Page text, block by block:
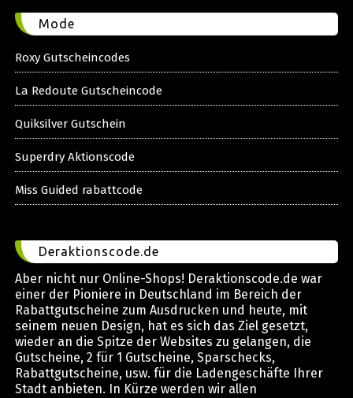
Mode
Roxy Gutscheincodes
La Redoute Gutscheincode
Quiksilver Gutschein
Superdry Aktionscode
Miss Guided rabattcode
Deraktionscode.de
Aber nicht nur Online-Shops! Deraktionscode.de war
einer der Pioniere in Deutschland im Bereich der
Rabattgutscheine zum Ausdrucken und heute, mit
seinem neuen Design, hat es sich das Ziel gesetzt,
wieder an die Spitze der Websites zu gelangen, die
Gutscheine, 2 für 1 Gutscheine, Sparschecks,
Rabattgutscheine, usw. für die Ladengeschäfte Ihrer
Stadt anbieten. In Kürze werden wir allen